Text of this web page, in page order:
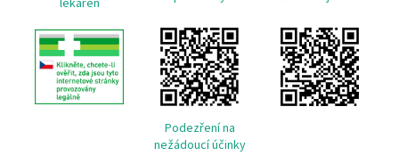
lékáren
Podezření na
nežádoucí účinky